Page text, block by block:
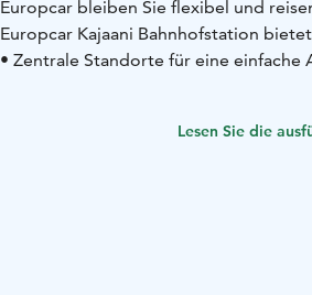
Europcar bleiben Sie flexibel und
Europcar Kajaani Bahnhofstation
• Zentrale Standorte für eine einfache
• Flexible Mietoptionen, passend zu
Lesen Sie die